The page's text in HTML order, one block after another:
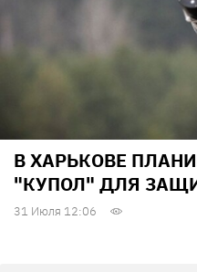
В ХАРЬКОВЕ
"КУПОЛ" ДЛЯ
31 Июля 12:06